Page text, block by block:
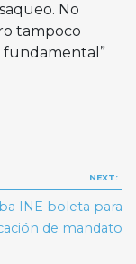
No
tampoco
fundamental”
NEXT:
INE boleta para
de mandato